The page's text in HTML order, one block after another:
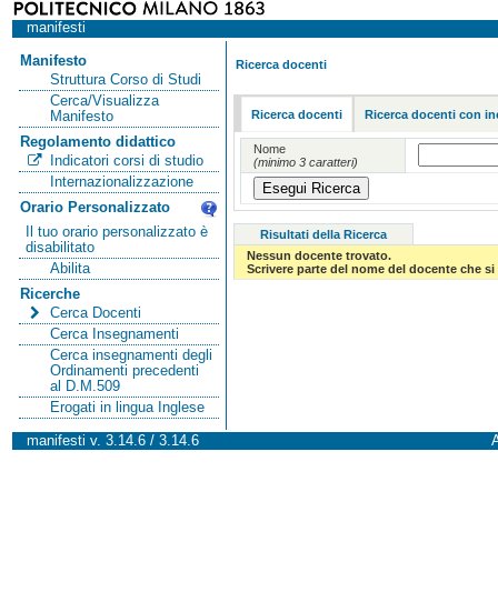
manifesti
Manifesto
Struttura Corso di Studi
Cerca/Visualizza
Manifesto
Regolamento didattico
Indicatori corsi di studio
Internazionalizzazione
Orario Personalizzato
Il tuo orario personalizzato è
disabilitato
Abilita
Ricerche
Cerca Docenti
Cerca Insegnamenti
Cerca insegnamenti degli
Ordinamenti precedenti
al D.M.509
Erogati in lingua Inglese
Ricerca docenti
Ricerca docenti Ricerca docenti con
Nome
(minimo 3 caratteri)
Risultati della Ricerca
Nessun docente trovato.
Scrivere parte del nome del docente che
manifesti v. 3.14.6 / 3.14.6